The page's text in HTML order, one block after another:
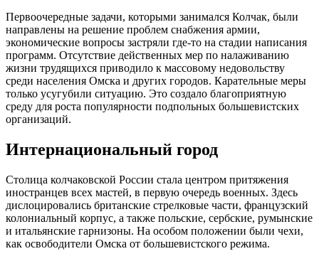
Первоочередные задачи, которыми занимался Колчак, были
направлены на решение проблем снабжения армии,
экономические вопросы застряли где-то на стадии написания
программ. Отсутствие действенных мер по налаживанию
жизни трудящихся приводило к массовому недовольству
среди населения Омска и других городов. Карательные меры
только усугубили ситуацию. Это создало благоприятную
среду для роста популярности подпольных большевистских
организаций.
Интернациональный город
Столица колчаковской России стала центром притяжения
иностранцев всех мастей, в первую очередь военных. Здесь
дислоцировались британские стрелковые части, французский
колониальный корпус, а также польские, сербские, румынские
и итальянские гарнизоны. На особом положении были чехи,
как освободители Омска от большевистского режима.